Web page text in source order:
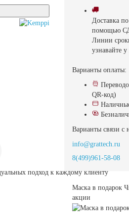
Доставка
помощью
Линии
узнавайте
Варианты оплаты:
QR-код)
Варианты связи с
info@grattech.ru
8(499)961-58-08
Маска в подарок
акции
подход к каждому клиенту